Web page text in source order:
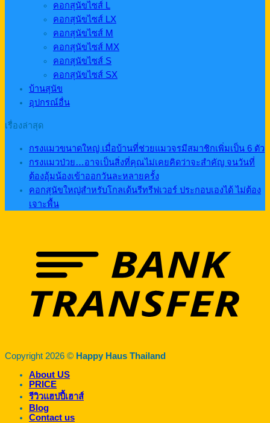
คอกสุนัขไซส์ L
คอกสุนัขไซส์ LX
คอกสุนัขไซส์ M
คอกสุนัขไซส์ MX
คอกสุนัขไซส์ S
คอกสุนัขไซส์ SX
บ้านสุนัข
อุปกรณ์อื่น
เรื่องล่าสุด
กรงแมวขนาดใหญ่ เมื่อบ้านที่ช่วยแมวจรมีสมาชิกเพิ่มเป็น 6 ตัว
กรงแมวป่วย…อาจเป็นสิ่งที่คุณไม่เคยคิดว่าจะสำคัญ จนวันที่
ต้องอุ้มน้องเข้าออกวันละหลายครั้ง
คอกสุนัขใหญ่สำหรับโกลเด้นรีทรีฟเวอร์ ประกอบเองได้ ไม่ต้อง
เจาะพื้น
Copyright 2026 © Happy Haus Thailand
About US
PRICE
รีวิวแฮปปี้เฮาส์
Blog
Contact us